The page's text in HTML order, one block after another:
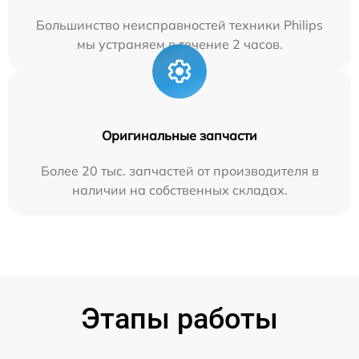
Большинство неисправностей техники Philips
мы устраняем в течение 2 часов.
Оригинальные запчасти
Более 20 тыс. запчастей от производителя в
наличии на собственных складах.
Этапы работы